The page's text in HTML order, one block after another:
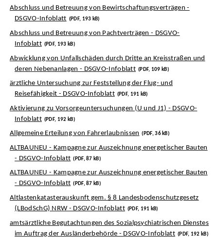
Abschluss und Betreuung von Bewirtschaftungsverträgen -
DSGVO-Infoblatt (PDF, 193 kB)
Abschluss und Betreuung von Pachtverträgen - DSGVO-
Infoblatt (PDF, 193 kB)
Abwicklung von Unfallschäden durch Dritte an Kreisstraßen und
deren Nebenanlagen - DSGVO-Infoblatt (PDF, 109 kB)
ärztliche Untersuchung zur Feststellung der Flug- und
Reisefähigkeit - DSGVO-Infoblatt (PDF, 191 kB)
Aktivierung zu Vorsorgeuntersuchungen (U und J1) - DSGVO-
Infoblatt (PDF, 192 kB)
Allgemeine Erteilung von Fahrerlaubnissen (PDF, 36 kB)
ALTBAUNEU - Kampagne zur Auszeichnung energetischer Bauten
- DSGVO-Infoblatt (PDF, 87 kB)
ALTBAUNEU - Kampagne zur Auszeichnung energetischer Bauten
- DSGVO-Infoblatt (PDF, 87 kB)
Altlastenkatasterauskunft gem. § 8 Landesbodenschutzgesetz
(LBodSchG) NRW - DSGVO-Infoblatt (PDF, 191 kB)
amtsärztliche Begutachtungen des Sozialpsychiatrischen Dienstes
im Auftrag der Ausländerbehörde - DSGVO-Infoblatt (PDF, 192 kB)